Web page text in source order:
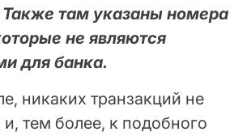
Также там указаны номера
не являются
для банка.
никаких транзакций не
тем более, к подобного